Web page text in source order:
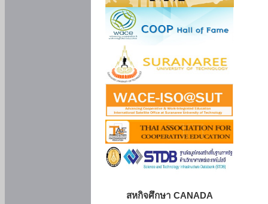
สหกิจศึกษา CANADA